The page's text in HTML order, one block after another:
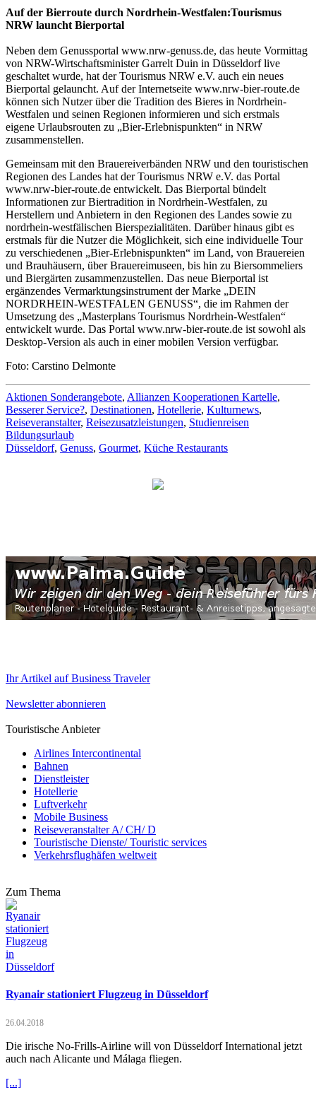
Auf der Bierroute durch Nordrhein-Westfalen:Tourismus
NRW launcht Bierportal
Neben dem Genussportal www.nrw-genuss.de, das heute Vormittag
von NRW-Wirtschaftsminister Garrelt Duin in Düsseldorf live
geschaltet wurde, hat der Tourismus NRW e.V. auch ein neues
Bierportal gelauncht. Auf der Internetseite www.nrw-bier-route.de
können sich Nutzer über die Tradition des Bieres in Nordrhein-
Westfalen und seinen Regionen informieren und sich erstmals
eigene Urlaubsrouten zu „Bier-Erlebnispunkten“ in NRW
zusammenstellen.
Gemeinsam mit den Brauereiverbänden NRW und den touristischen
Regionen des Landes hat der Tourismus NRW e.V. das Portal
www.nrw-bier-route.de entwickelt. Das Bierportal bündelt
Informationen zur Biertradition in Nordrhein-Westfalen, zu
Herstellern und Anbietern in den Regionen des Landes sowie zu
nordrhein-westfälischen Bierspezialitäten. Darüber hinaus gibt es
erstmals für die Nutzer die Möglichkeit, sich eine individuelle Tour
zu verschiedenen „Bier-Erlebnispunkten“ im Land, von Brauereien
und Brauhäusern, über Brauereimuseen, bis hin zu Biersommeliers
und Biergärten zusammenzustellen. Das neue Bierportal ist
ergänzendes Vermarktungsinstrument der Marke „DEIN
NORDRHEIN-WESTFALEN GENUSS“, die im Rahmen der
Umsetzung des „Masterplans Tourismus Nordrhein-Westfalen“
entwickelt wurde. Das Portal www.nrw-bier-route.de ist sowohl als
Desktop-Version als auch in einer mobilen Version verfügbar.
Foto: Carstino Delmonte
Aktionen Sonderangebote, Allianzen Kooperationen Kartelle,
Besserer Service?, Destinationen, Hotellerie, Kulturnews,
Reiseveranstalter, Reisezusatzleistungen, Studienreisen
Bildungsurlaub
Düsseldorf, Genuss, Gourmet, Küche Restaurants
Ihr Artikel auf Business Traveler
Newsletter abonnieren
Touristische Anbieter
Airlines Intercontinental
Bahnen
Dienstleister
Hotellerie
Luftverkehr
Mobile Business
Reiseveranstalter A/ CH/ D
Touristische Dienste/ Touristic services
Verkehrsflughäfen weltweit
Zum Thema
Ryanair stationiert Flugzeug in Düsseldorf
26.04.2018
Die irische No-Frills-Airline will von Düsseldorf International jetzt
auch nach Alicante und Málaga fliegen.
[...]